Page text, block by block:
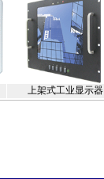
上架式工业显示器